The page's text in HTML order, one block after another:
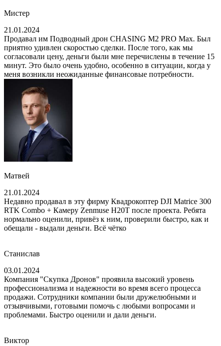
Мистер
21.01.2024
Продавал им Подводный дрон CHASING M2 PRO Max. Был
приятно удивлен скоростью сделки. После того, как мы
согласовали цену, деньги были мне перечислены в течение 15
минут. Это было очень удобно, особенно в ситуации, когда у
меня возникли неожиданные финансовые потребности.
Матвей
21.01.2024
Недавно продавал в эту фирму Квадрокоптер DJI Matrice 300
RTK Combo + Камеру Zenmuse H20T после проекта. Ребята
нормально оценили, привёз к ним, проверили быстро, как и
обещали - выдали деньги. Всё чётко
Станислав
03.01.2024
Компания "Скупка Дронов" проявила высокий уровень
профессионализма и надежности во время всего процесса
продажи. Сотрудники компании были дружелюбными и
отзывчивыми, готовыми помочь с любыми вопросами и
проблемами. Быстро оценили и дали деньги.
Виктор